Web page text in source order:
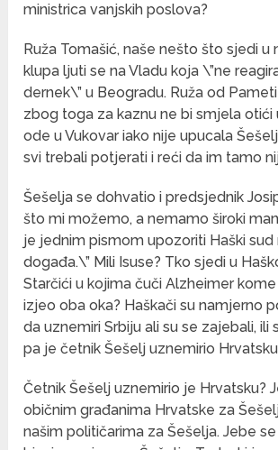
ministrica vanjskih poslova?
Ruža Tomašić, naše nešto što sjedi u
klupa ljuti se na Vladu koja \”ne
dernek\” u Beogradu. Ruža od
zbog toga za kaznu ne bi smjela otići
ode u Vukovar iako nije upucala
svi trebali potjerati i reći da im tamo
Šešelja se dohvatio i predsjednik
što mi možemo, a nemamo široki
je jednim pismom upozoriti Haški
događa.\” Mili Isuse? Tko sjedi u
Starčići u kojima čuči Alzheimer
izjeo oba oka? Haškači su namjerno
da uznemiri Srbiju ali su se zajebali, ili
pa je četnik Šešelj uznemirio
Četnik Šešelj uznemirio je Hrvatsku?
običnim građanima Hrvatske za
našim političarima za Šešelja. Jebe